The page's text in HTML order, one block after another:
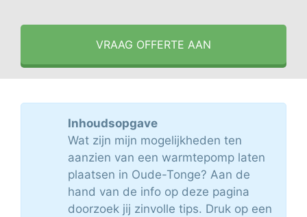
VRAAG OFFERTE AAN
Inhoudsopgave
Wat zijn mijn mogelijkheden ten
aanzien van een warmtepomp laten
plaatsen in Oude-Tonge? Aan de
hand van de info op deze pagina
doorzoek jij zinvolle tips. Druk op een